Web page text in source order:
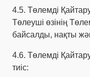
4.5. Төлемді
Төлеуші өзінің
байсалды, нақты
4.6. Төлемді
тиіс: